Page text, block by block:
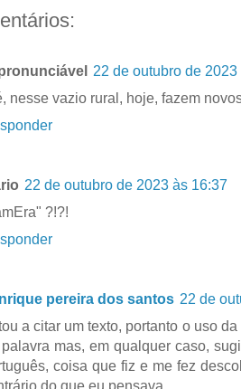
22 de outubro de 2023
nesse vazio rural, hoje, fazem
22 de outubro de 2023 às 16:37
?!?!
pereira dos santos 22 de
a citar um texto, portanto o uso
mas, em qualquer caso,
coisa que fiz e me fez